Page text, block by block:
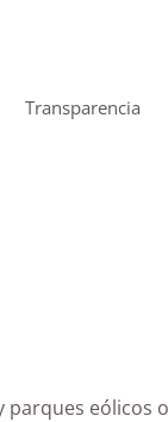
Transparencia
parques